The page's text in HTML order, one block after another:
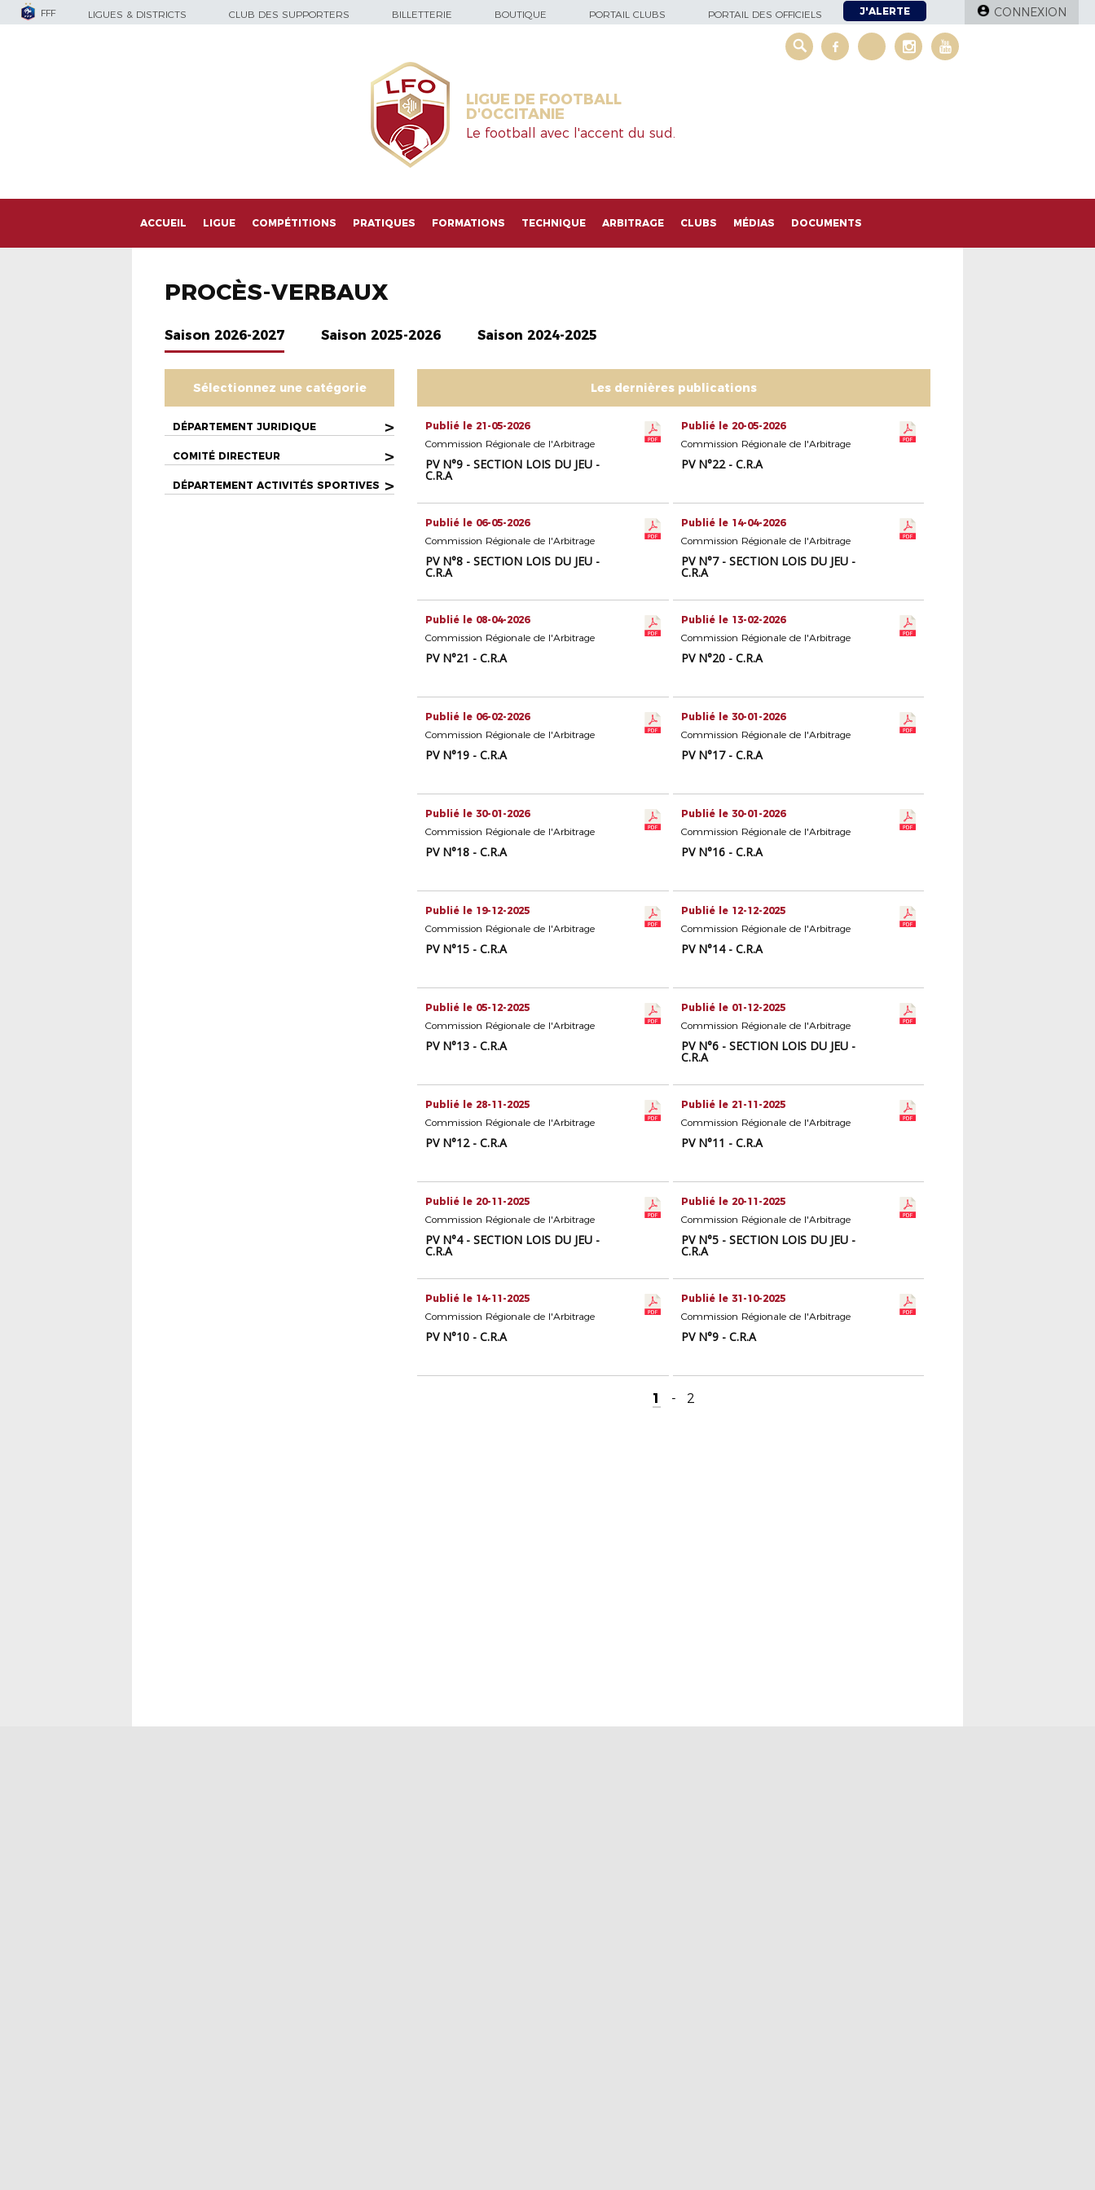
FFF LIGUES & DISTRICTS CLUB DES SUPPORTERS BILLETTERIE BOUTIQUE PORTAIL CLUBS PORTAIL DES OFFICIELS J'ALERTE CONNEXION
LIGUE DE FOOTBALL
D'OCCITANIE
Le football avec l'accent du sud.
ACCUEIL LIGUE COMPÉTITIONS PRATIQUES FORMATIONS TECHNIQUE ARBITRAGE CLUBS MÉDIAS DOCUMENTS
PROCÈS-VERBAUX
Saison 2026-2027 Saison 2025-2026 Saison 2024-2025
Sélectionnez une catégorie
DÉPARTEMENT JURIDIQUE >
COMITÉ DIRECTEUR >
DÉPARTEMENT ACTIVITÉS SPORTIVES >
Les dernières publications
Publié le 21-05-2026
Commission Régionale de l'Arbitrage
PV N°9 - SECTION LOIS DU JEU -
C.R.A
Publié le 20-05-2026
Commission Régionale de l'Arbitrage
PV N°22 - C.R.A
Publié le 06-05-2026
Commission Régionale de l'Arbitrage
PV N°8 - SECTION LOIS DU JEU -
C.R.A
Publié le 14-04-2026
Commission Régionale de l'Arbitrage
PV N°7 - SECTION LOIS DU JEU -
C.R.A
Publié le 08-04-2026
Commission Régionale de l'Arbitrage
PV N°21 - C.R.A
Publié le 13-02-2026
Commission Régionale de l'Arbitrage
PV N°20 - C.R.A
Publié le 06-02-2026
Commission Régionale de l'Arbitrage
PV N°19 - C.R.A
Publié le 30-01-2026
Commission Régionale de l'Arbitrage
PV N°17 - C.R.A
Publié le 30-01-2026
Commission Régionale de l'Arbitrage
PV N°18 - C.R.A
Publié le 30-01-2026
Commission Régionale de l'Arbitrage
PV N°16 - C.R.A
Publié le 19-12-2025
Commission Régionale de l'Arbitrage
PV N°15 - C.R.A
Publié le 12-12-2025
Commission Régionale de l'Arbitrage
PV N°14 - C.R.A
Publié le 05-12-2025
Commission Régionale de l'Arbitrage
PV N°13 - C.R.A
Publié le 01-12-2025
Commission Régionale de l'Arbitrage
PV N°6 - SECTION LOIS DU JEU -
C.R.A
Publié le 28-11-2025
Commission Régionale de l'Arbitrage
PV N°12 - C.R.A
Publié le 21-11-2025
Commission Régionale de l'Arbitrage
PV N°11 - C.R.A
Publié le 20-11-2025
Commission Régionale de l'Arbitrage
PV N°4 - SECTION LOIS DU JEU -
C.R.A
Publié le 20-11-2025
Commission Régionale de l'Arbitrage
PV N°5 - SECTION LOIS DU JEU -
C.R.A
Publié le 14-11-2025
Commission Régionale de l'Arbitrage
PV N°10 - C.R.A
Publié le 31-10-2025
Commission Régionale de l'Arbitrage
PV N°9 - C.R.A
1 - 2